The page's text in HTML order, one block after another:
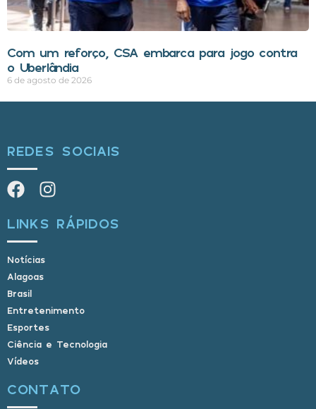
Com um reforço, CSA embarca para jogo contra
o Uberlândia
6 de agosto de 2026
REDES SOCIAIS
LINKS RÁPIDOS
Notícias
Alagoas
Brasil
Entretenimento
Esportes
Ciência e Tecnologia
Vídeos
CONTATO